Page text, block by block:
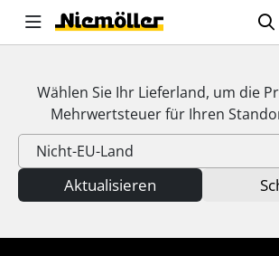
Wählen Sie Ihr Lieferland, um die
Mehrwertsteuerfür Ihren
Aktualisieren